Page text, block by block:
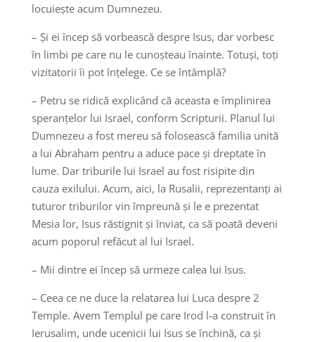
locuiește acum Dumnezeu.
– Și ei încep să vorbească despre Isus, dar vorbesc
în limbi pe care nu le cunoșteau înainte. Totuși, toți
vizitatorii îi pot înțelege. Ce se întâmplă?
– Petru se ridică explicând că aceasta e împlinirea
speranțelor lui Israel, conform Scripturii. Planul lui
Dumnezeu a fost mereu să folosească familia unită
a lui Abraham pentru a aduce pace și dreptate în
lume. Dar triburile lui Israel au fost risipite din
cauza exilului. Acum, aici, la Rusalii, reprezentanți ai
tuturor triburilor vin împreună și le e prezentat
Mesia lor, Isus răstignit și înviat, ca să poată deveni
acum poporul refăcut al lui Israel.
– Mii dintre ei încep să urmeze calea lui Isus.
– Ceea ce ne duce la relatarea lui Luca despre 2
Temple. Avem Templul pe care Irod l-a construit în
Ierusalim, unde ucenicii lui Isus se închină, ca și